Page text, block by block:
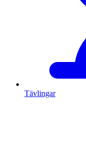
Tävlingar